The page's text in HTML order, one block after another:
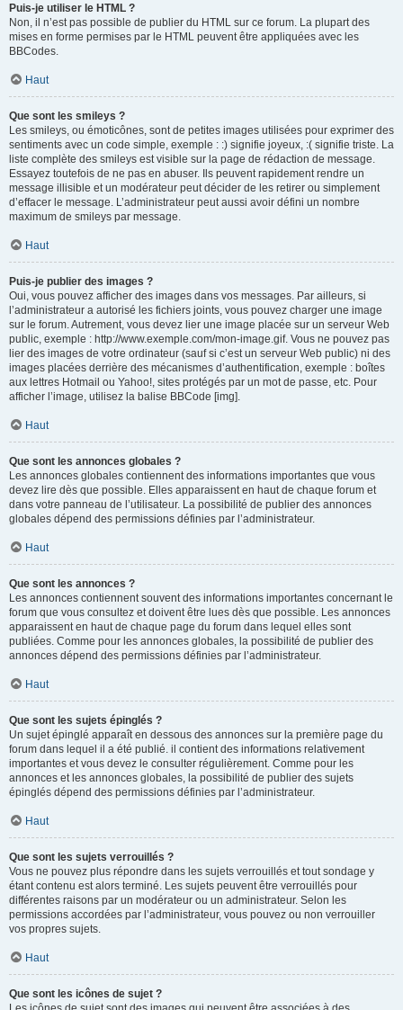
Puis-je utiliser le HTML ?
Non, il n’est pas possible de publier du HTML sur ce forum. La plupart des
mises en forme permises par le HTML peuvent être appliquées avec les
BBCodes.
Haut
Que sont les smileys ?
Les smileys, ou émoticônes, sont de petites images utilisées pour exprimer des
sentiments avec un code simple, exemple : :) signifie joyeux, :( signifie triste. La
liste complète des smileys est visible sur la page de rédaction de message.
Essayez toutefois de ne pas en abuser. Ils peuvent rapidement rendre un
message illisible et un modérateur peut décider de les retirer ou simplement
d’effacer le message. L’administrateur peut aussi avoir défini un nombre
maximum de smileys par message.
Haut
Puis-je publier des images ?
Oui, vous pouvez afficher des images dans vos messages. Par ailleurs, si
l’administrateur a autorisé les fichiers joints, vous pouvez charger une image
sur le forum. Autrement, vous devez lier une image placée sur un serveur Web
public, exemple : http://www.exemple.com/mon-image.gif. Vous ne pouvez pas
lier des images de votre ordinateur (sauf si c’est un serveur Web public) ni des
images placées derrière des mécanismes d’authentification, exemple : boîtes
aux lettres Hotmail ou Yahoo!, sites protégés par un mot de passe, etc. Pour
afficher l’image, utilisez la balise BBCode [img].
Haut
Que sont les annonces globales ?
Les annonces globales contiennent des informations importantes que vous
devez lire dès que possible. Elles apparaissent en haut de chaque forum et
dans votre panneau de l’utilisateur. La possibilité de publier des annonces
globales dépend des permissions définies par l’administrateur.
Haut
Que sont les annonces ?
Les annonces contiennent souvent des informations importantes concernant le
forum que vous consultez et doivent être lues dès que possible. Les annonces
apparaissent en haut de chaque page du forum dans lequel elles sont
publiées. Comme pour les annonces globales, la possibilité de publier des
annonces dépend des permissions définies par l’administrateur.
Haut
Que sont les sujets épinglés ?
Un sujet épinglé apparaît en dessous des annonces sur la première page du
forum dans lequel il a été publié. il contient des informations relativement
importantes et vous devez le consulter régulièrement. Comme pour les
annonces et les annonces globales, la possibilité de publier des sujets
épinglés dépend des permissions définies par l’administrateur.
Haut
Que sont les sujets verrouillés ?
Vous ne pouvez plus répondre dans les sujets verrouillés et tout sondage y
étant contenu est alors terminé. Les sujets peuvent être verrouillés pour
différentes raisons par un modérateur ou un administrateur. Selon les
permissions accordées par l’administrateur, vous pouvez ou non verrouiller
vos propres sujets.
Haut
Que sont les icônes de sujet ?